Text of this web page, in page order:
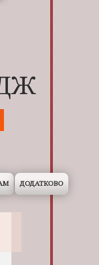
ДОДАТКОВО